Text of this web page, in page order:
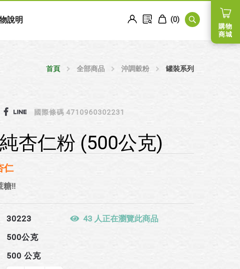
說明 (0)
購物
商城
首頁 全部商品 沖調穀粉 罐裝系列
國際條碼 4710960302231
杏仁粉 (500公克)
仁
糖!!
30223
500公克
500 公克
43 人正在瀏覽此商品